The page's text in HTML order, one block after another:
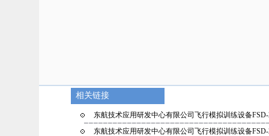
相关链接
东航技术应用研发中心有限公司飞行模拟训练设备
东航技术应用研发中心有限公司飞行模拟训练设备